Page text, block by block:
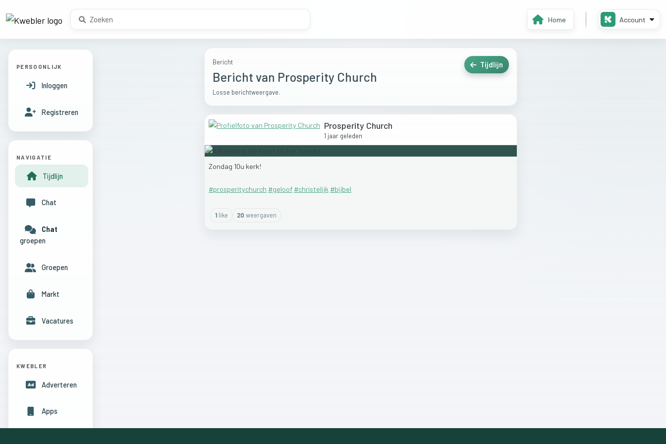
Home Account
Bericht
Bericht van Prosperity Church
Losse berichtweergave.
Tijdlijn
Prosperity Church
1 jaar geleden
Zondag 10u kerk!
#prosperitychurch #geloof #christelijk #bijbel
1like 20 weergaven
PERSOONLIJK
Inloggen
Registreren
NAVIGATIE
Tijdlijn
Chat
Chat
groepen
Groepen
Markt
Vacatures
KWEBLER
Adverteren
Apps